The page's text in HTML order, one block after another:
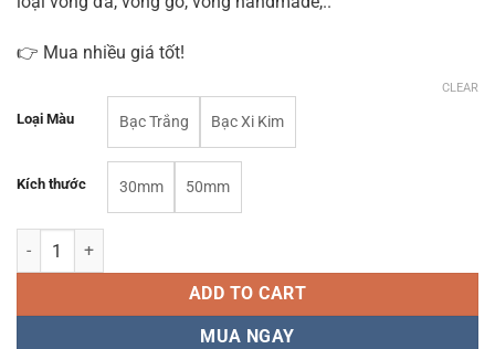
👉 Mua nhiều giá tốt!
Loại Màu Bạc Trắng Bạc Xi Kim
Kích thước 30mm 50mm
CLEAR
Dây xích bạc nối dài C122 (dây tăng đơ điều chỉnh kích cỡ vòng lắc
ADD TO CART
MUA NGAY